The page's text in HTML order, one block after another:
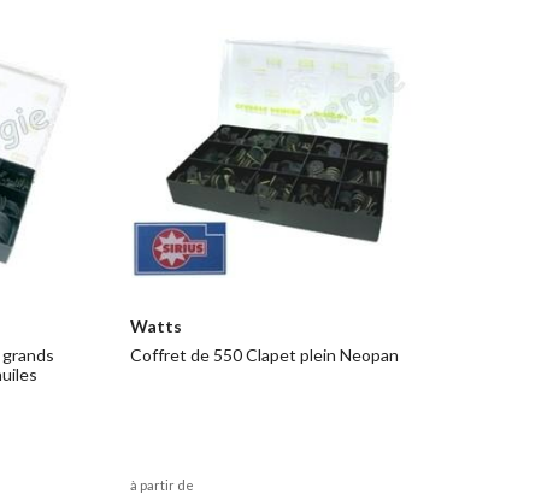
Watts
Coffret de 550 Clapet plein Neopan
à partir de